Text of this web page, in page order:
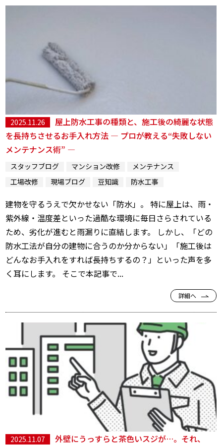
2025.11.26
屋上防水工事の種類と、施工後の綺麗な状態
を長持ちさせるお手入れ方法 ― プロが教える“失敗しない
メンテナンス術” ―
スタッフブログ マンション改修
メンテナンス
工場改修
現場ブログ 豆知識 防水工事
建物を守るうえで欠かせない「防水」。 特に屋上は、雨・
紫外線・温度差といった過酷な環境に毎日さらされている
ため、劣化が進むと雨漏りに直結します。 しかし、「どの
防水工法が自分の建物に合うのか分からない」「施工後は
どんなお手入れをすれば長持ちするの？」といった声を多
く耳にします。 そこで本記事で...
詳細へ
2025.11.07
外壁にうっすらと茶色いスジが…。それ、